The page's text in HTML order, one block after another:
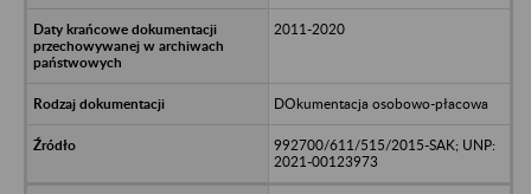
2011-2020
DOkumentacja osobowo-płacowa
992700/611/515/2015-SAK; UNP:
2021-00123973